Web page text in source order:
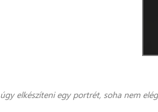
elkészíteni egy portrét, soha nem